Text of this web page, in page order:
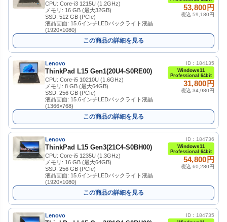
CPU: Core-i3 1215U (1.2GHz)
メモリ: 16 GB (最大32GB)
SSD: 512 GB (PCIe)
液晶画面: 15.6インチLEDバックライト液晶
(1920×1080)
53,800円
税込 59,180円
この商品の詳細を見る
Lenovo
ThinkPad L15 Gen1(20U4-S0RE00)
CPU: Core-i5 10210U (1.6GHz)
メモリ: 8 GB (最大64GB)
SSD: 256 GB (PCIe)
液晶画面: 15.6インチLEDバックライト液晶
(1366×768)
ID：184135
Windows11
Professional 64bit
31,800円
税込 34,980円
この商品の詳細を見る
Lenovo
ThinkPad L15 Gen3(21C4-S0BH00)
CPU: Core-i5 1235U (1.3GHz)
メモリ: 16 GB (最大64GB)
SSD: 256 GB (PCIe)
液晶画面: 15.6インチLEDバックライト液晶
(1920×1080)
ID：184736
Windows11
Professional 64bit
54,800円
税込 60,280円
この商品の詳細を見る
Lenovo
ID：184735